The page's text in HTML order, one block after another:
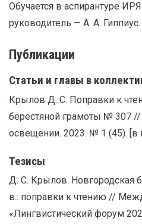
Обучается в аспирантуре
руководитель — А. А. Гиппиус.
Публикации
Статьи и главы в
Крылов Д. С. Поправки к
берестяной грамоты № 307
освещении. 2023. № 1 (45). [в
Тезисы
Д. С. Крылов. Новгородская
в.: поправки к чтению //
«Лингвистический форум